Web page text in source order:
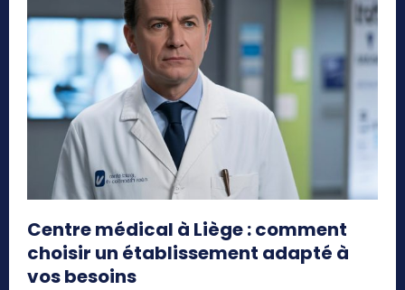
Centre médical à Liège : comment
choisir un établissement adapté à
vos besoins